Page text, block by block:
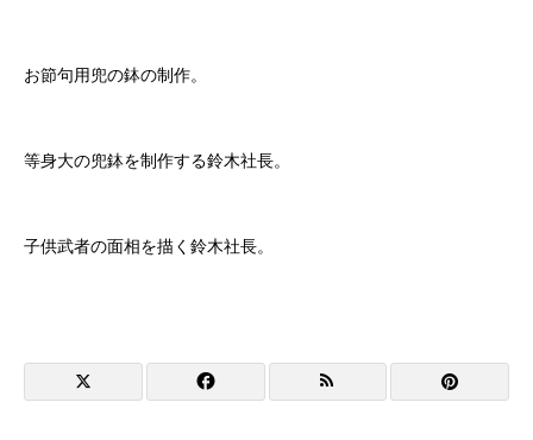
お節句用兜の鉢の制作。
等身大の兜鉢を制作する鈴木社長。
子供武者の面相を描く鈴木社長。